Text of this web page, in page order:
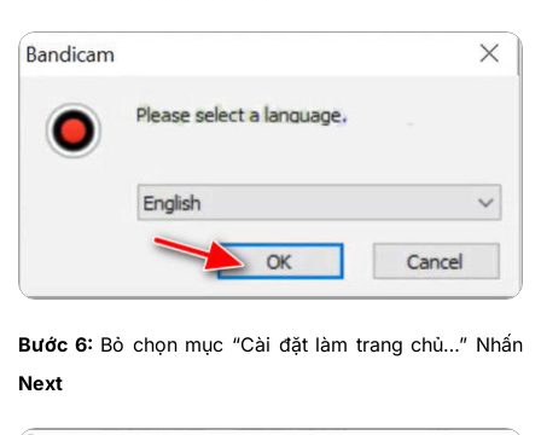
Bước 6: Bỏ chọn mục “Cài đặt làm trang chủ…” Nhấn
Next